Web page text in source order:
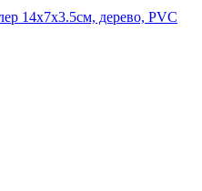
14х7х3.5см, дерево, PVC